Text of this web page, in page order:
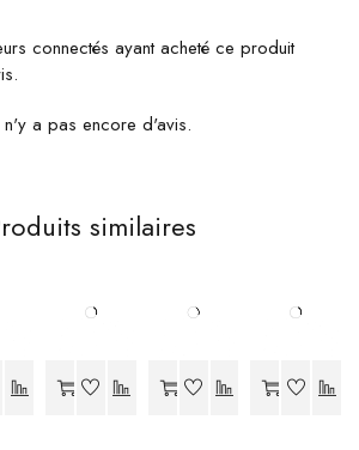
n'y a pas encore d'avis.
connectés ayant acheté ce produit
similaires